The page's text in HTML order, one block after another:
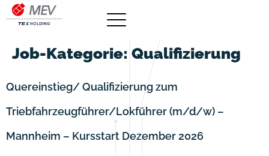
Job-Kategorie: Qualifizierung
Quereinstieg/ Qualifizierung zum
Triebfahrzeugführer/Lokführer (m/d/w) –
Mannheim – Kursstart Dezember 2026